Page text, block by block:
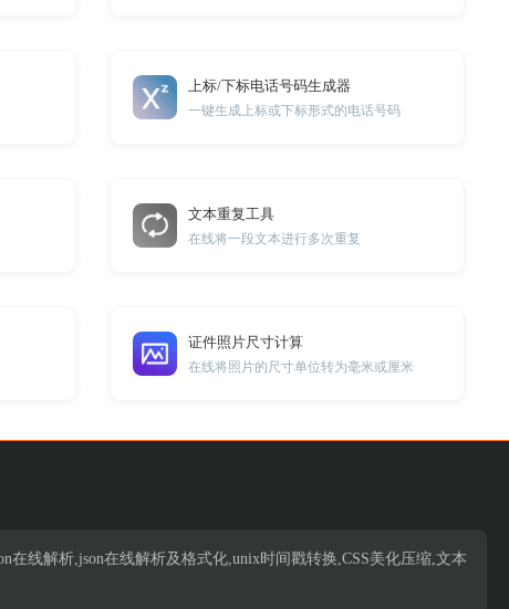
上标/下标电话号码生成器
一键生成上标或下标形式的电话号码
文本重复工具
在线将一段文本进行多次重复
证件照片尺寸计算
在线将照片的尺寸单位转为毫米或厘米
在线解析,json在线解析及格式化,unix时间戳转换,CSS美化压缩,文本